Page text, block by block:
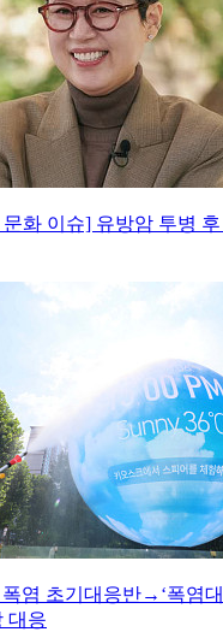
화 이슈] 유방암 투병
염 초기대응반→‘폭염
대응